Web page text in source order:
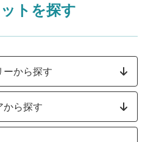
トを探す
ーから探す
から探す